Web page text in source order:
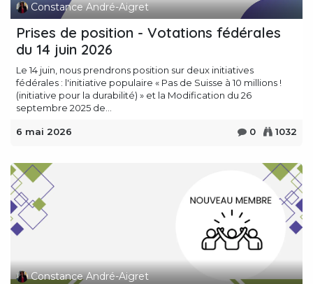
Constance André-Aigret
Prises de position - Votations fédérales
du 14 juin 2026
Le 14 juin, nous prendrons position sur deux initiatives
fédérales : l'initiative populaire « Pas de Suisse à 10 millions !
(initiative pour la durabilité) » et la Modification du 26
septembre 2025 de...
6 mai 2026 0 1032
Constance André-Aigret